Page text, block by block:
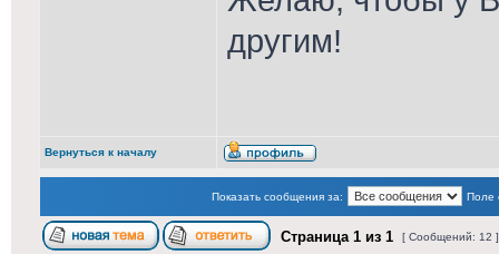
другим!
Вернуться к началу
Показать сообщения за: Поле
Страница 1 из 1 [ Сообщений: 12